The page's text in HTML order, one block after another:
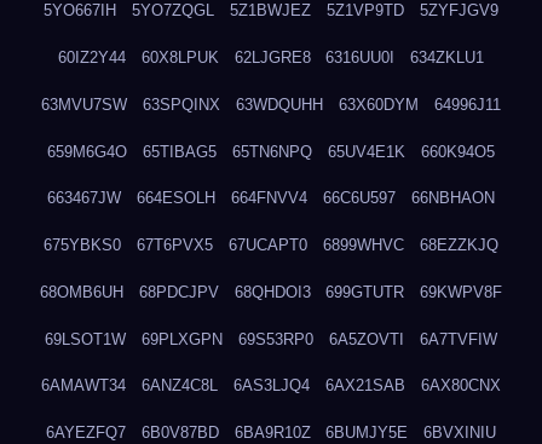
5YO667IH 5YO7ZQGL 5Z1BWJEZ 5Z1VP9TD 5ZYFJGV9
60IZ2Y44 60X8LPUK 62LJGRE8 6316UU0I 634ZKLU1
63MVU7SW 63SPQINX 63WDQUHH 63X60DYM 64996J11
659M6G4O 65TIBAG5 65TN6NPQ 65UV4E1K 660K94O5
663467JW 664ESOLH 664FNVV4 66C6U597 66NBHAON
675YBKS0 67T6PVX5 67UCAPT0 6899WHVC 68EZZKJQ
68OMB6UH 68PDCJPV 68QHDOI3 699GTUTR 69KWPV8F
69LSOT1W 69PLXGPN 69S53RP0 6A5ZOVTI 6A7TVFIW
6AMAWT34 6ANZ4C8L 6AS3LJQ4 6AX21SAB 6AX80CNX
6AYEZFQ7 6B0V87BD 6BA9R10Z 6BUMJY5E 6BVXINIU